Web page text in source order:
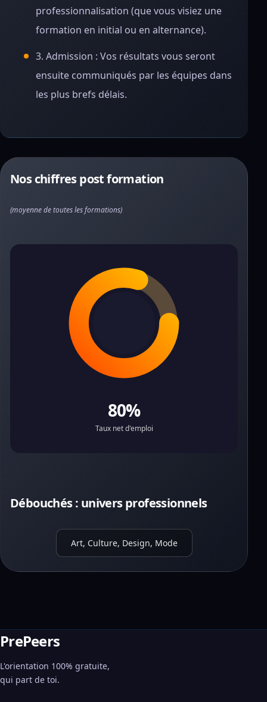
professionnalisation (que vous visiez une
formation en initial ou en alternance).
3. Admission : Vos résultats vous seront
ensuite communiqués par les équipes dans
les plus brefs délais.
Nos chiffres post formation
(moyenne de toutes les formations)
80%
Taux net d'emploi
Débouchés : univers professionnels
Art, Culture, Design, Mode
PrePeers
L'orientation 100% gratuite,
qui part de toi.